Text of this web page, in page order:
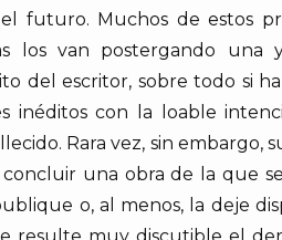
futuro. Muchos de estos
los van postergando
del escritor, sobre todo si
inéditos con la loable
Rara vez, sin embargo,
una obra de la que
o, al menos, la deje